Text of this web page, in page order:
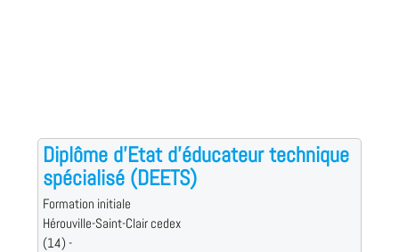
Diplôme d'Etat d'éducateur technique
spécialisé (DEETS)
Formation initiale
Hérouville-Saint-Clair cedex
(14) -